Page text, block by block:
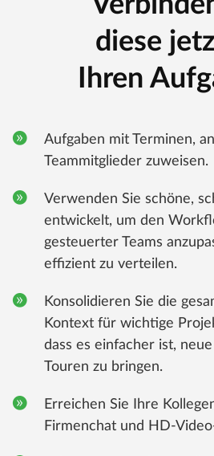
diese
Ihren
Aufgaben mit Terminen,
Teammitglieder zuweisen.
Verwenden Sie schöne,
entwickelt, um den
gesteuerter Teams
effizient zu verteilen.
Konsolidieren Sie die
Kontext für wichtige
dass es einfacher ist,
Touren zu bringen.
Erreichen Sie Ihre
Firmenchat und HD-